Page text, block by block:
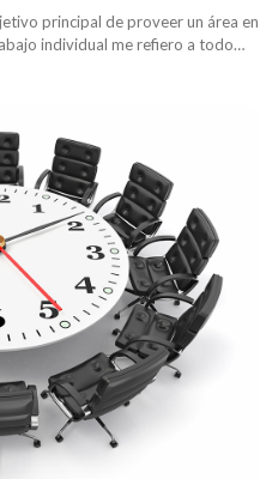
principal de proveer un área en
individual me refiero a todo
frente a una computadora. La